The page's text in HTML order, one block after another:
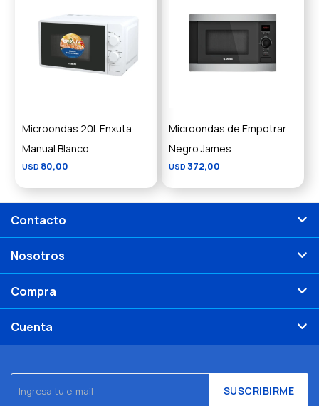
Microondas 20L Enxuta
Manual Blanco
USD 80,00
Microondas de Empotrar
Negro James
USD 372,00
SUSCRIBIRME
Contacto
Nosotros
Compra
Cuenta